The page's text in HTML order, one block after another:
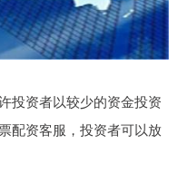
投资者以较少的资金投资
配资客服，投资者可以放